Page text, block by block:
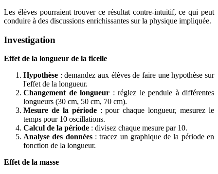
Les élèves pourraient trouver ce résultat contre-intuitif, ce qui peut
conduire à des discussions enrichissantes sur la physique impliquée.
Investigation
Effet de la longueur de la ficelle
Hypothèse : demandez aux élèves de faire une hypothèse sur
l'effet de la longueur.
Changement de longueur : réglez le pendule à différentes
longueurs (30 cm, 50 cm, 70 cm).
Mesure de la période: pour chaque longueur, mesurez le
temps pour 10 oscillations.
Calcul de la période : divisez chaque mesure par 10.
Analyse des données: tracez un graphique de la période en
fonction de la longueur.
Effet de la masse